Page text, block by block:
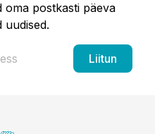
oma postkasti päeva
uudised.
Liitun